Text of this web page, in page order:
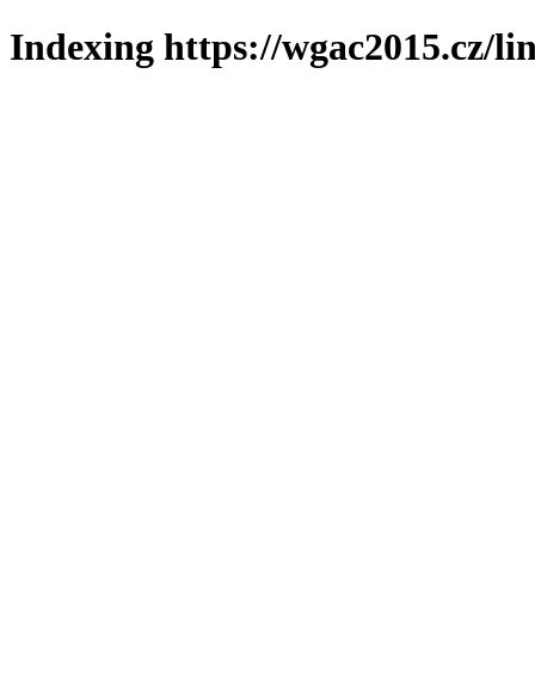
Indexing https://wgac2015.cz/